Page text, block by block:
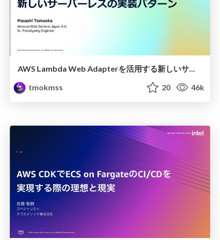
AWS Lambda Web Adapterを活用する新しいサーバーレスの実装パターン
tmokmss
20 46k